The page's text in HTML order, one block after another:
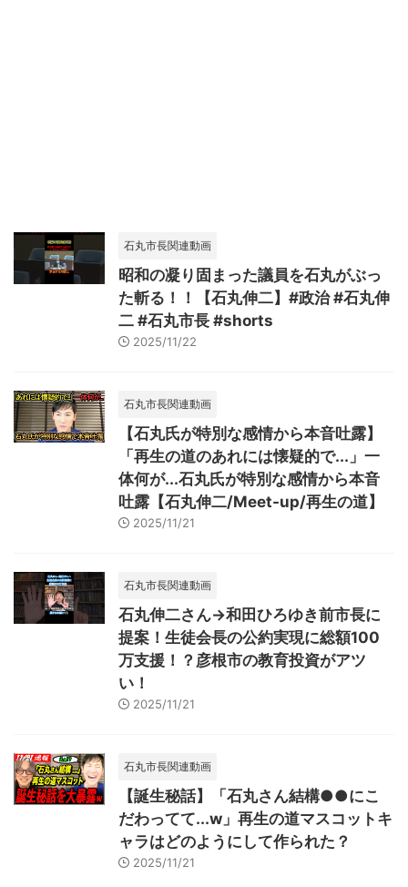
石丸市長関連動画
昭和の凝り固まった議員を石丸がぶっ
た斬る！！【石丸伸二】#政治 #石丸伸
二 #石丸市長 #shorts
2025/11/22
石丸市長関連動画
【石丸氏が特別な感情から本音吐露】
「再生の道のあれには懐疑的で...」一
体何が...石丸氏が特別な感情から本音
吐露【石丸伸二/Meet-up/再生の道】
2025/11/21
石丸市長関連動画
石丸伸二さん→和田ひろゆき前市長に
提案！生徒会長の公約実現に総額100
万支援！？彦根市の教育投資がアツ
い！
2025/11/21
石丸市長関連動画
【誕生秘話】「石丸さん結構●●にこ
だわってて...w」再生の道マスコットキ
ャラはどのようにして作られた？
2025/11/21